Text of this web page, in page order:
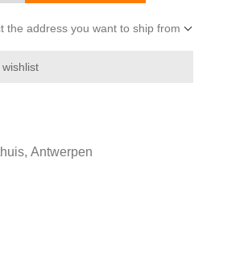
the address you want to ship from
Antwerpen